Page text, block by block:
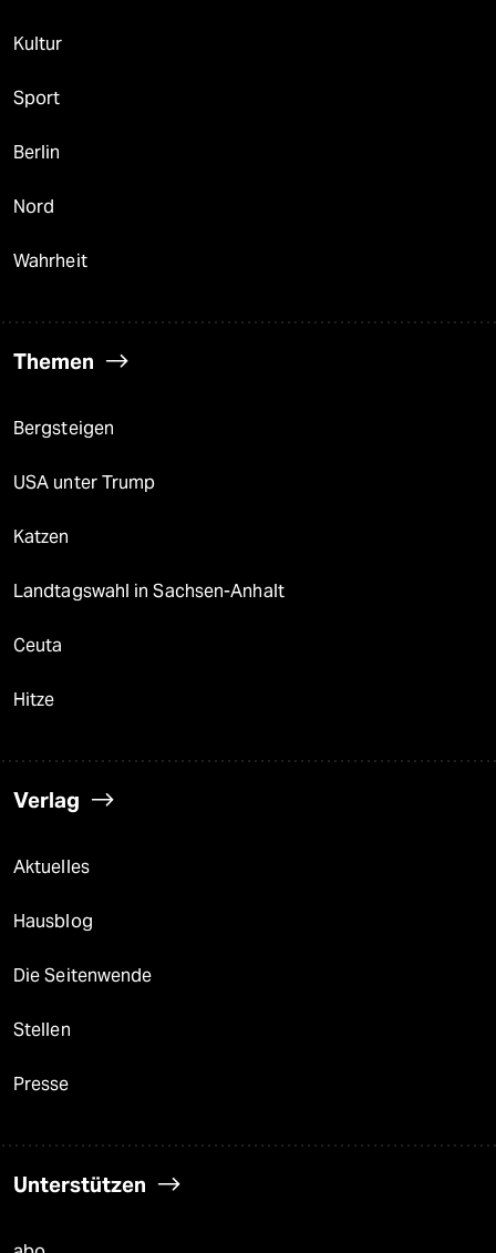
Kultur
Sport
Berlin
Nord
Wahrheit
Themen
Bergsteigen
USA unter Trump
Katzen
Landtagswahl in Sachsen-Anhalt
Ceuta
Hitze
Verlag
Aktuelles
Hausblog
Die Seitenwende
Stellen
Presse
Unterstützen